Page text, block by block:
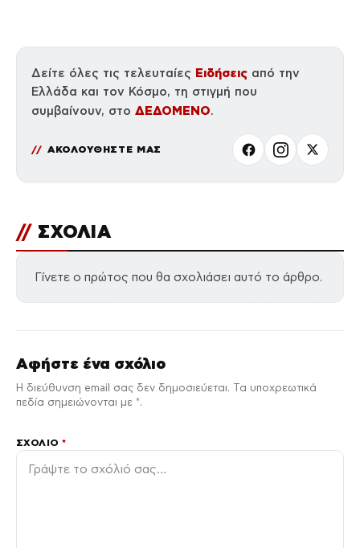
Δείτε όλες τις τελευταίες Ειδήσεις από την
Ελλάδα και τον Κόσμο, τη στιγμή που
συμβαίνουν, στο ΔΕΔΟΜΕΝΟ.
ΑΚΟΛΟΥΘΗΣΤΕ ΜΑΣ
// ΣΧΟΛΙΑ
Γίνετε ο πρώτος που θα σχολιάσει αυτό το άρθρο.
Αφήστε ένα σχόλιο
Η διεύθυνση email σας δεν δημοσιεύεται. Τα υποχρεωτικά
πεδία σημειώνονται με *.
ΣΧΌΛΙΟ*